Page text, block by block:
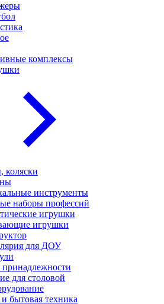
комплексы
коляски
инструменты
наборы профессий
игрушки
игрушки
для ДОУ
для столовой
бытовая техника